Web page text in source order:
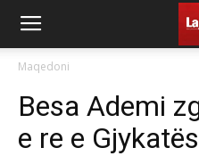
Maqedoni
Besa Ademi
e re e